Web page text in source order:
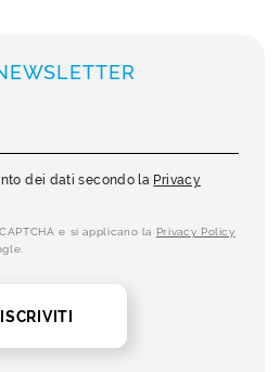
dei dati secondo la Privacy
e si applicano la Privacy Policy
ISCRIVITI